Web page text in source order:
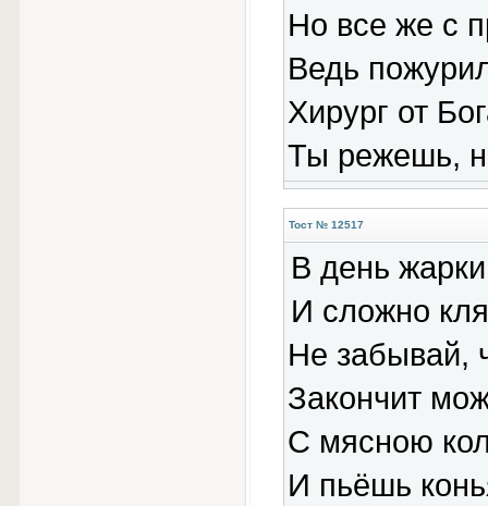
Но все же с
Ведь
Хирург от
Ты режешь,
Тост № 12517
В день
И сложно
Не забывай,
Закончит
С мясною
И пьёшь